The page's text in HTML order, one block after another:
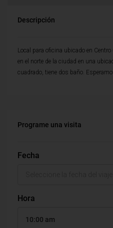
Descripción
Local para oficina ubicado en
en el norte de la ciudad en una
cuadrado, tiene dos baño.
Programe una visita
Fecha
Hora
10:00 am